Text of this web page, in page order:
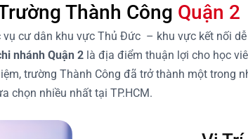
Thành Công Quận 2
cư dân khu vực Thủ Đức – khu vực kết nối
nhánh Quận 2là địa điểm thuận lợi cho học
trường Thành Công đã trở thành một trong
chọn nhiều nhất tại TP.HCM.